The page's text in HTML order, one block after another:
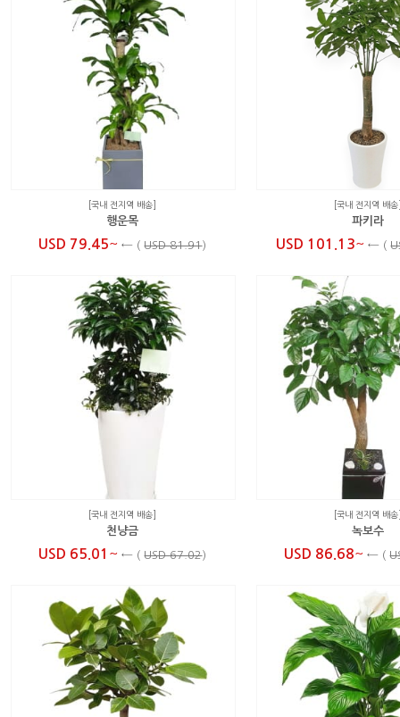
[국내 전지역 배송]
행운목
USD 79.45~ ← (USD 81.91)
[국내 전지역 배
파키라
USD 101.13~ ← (
[국내 전지역 배송]
천냥금
USD 65.01 ~ ← (USD 67.02)
[국내 전지역 배
녹보수
USD 86.68~ ← (